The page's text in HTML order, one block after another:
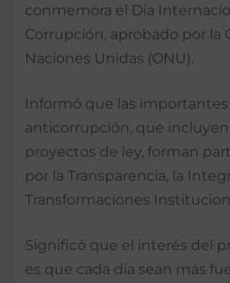
conmemora el Día
Corrupción, aprobado por la
Naciones Unidas (ONU).
Informó que las
anticorrupción, que
proyectos de ley, forman
por la Transparencia, la
Transformaciones
Significó que el interés del
es que cada día sean más